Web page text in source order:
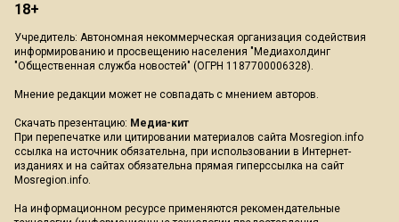
18+
Учредитель: Автономная некоммерческая организация содействия
информированию и просвещению населения "Медиахолдинг
"Общественная служба новостей" (ОГРН 1187700006328).
Мнение редакции может не совпадать с мнением авторов.
Скачать презентацию: Медиа-кит
При перепечатке или цитировании материалов сайта Mosregion.info
ссылка на источник обязательна, при использовании в Интернет-
изданиях и на сайтах обязательна прямая гиперссылка на сайт
Mosregion.info.
На информационном ресурсе применяются рекомендательные